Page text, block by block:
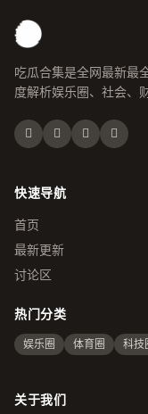
吃瓜合集是全网最新最
度解析娱乐圈、社会、
快速导航
首页
最新更新
讨论区
热门分类
娱乐圈 体育圈 科技
关于我们